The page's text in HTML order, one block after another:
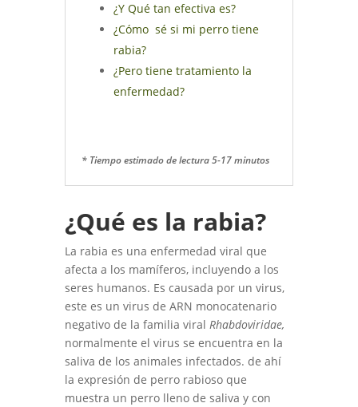
¿Y Qué tan efectiva es?
¿Cómo sé si mi perro tiene
rabia?
¿Pero tiene tratamiento la
enfermedad?
* Tiempo estimado de lectura 5-17 minutos
¿Qué es la rabia?
La rabia es una enfermedad viral que
afecta a los mamíferos, incluyendo a los
seres humanos. Es causada por un virus,
este es un virus de ARN monocatenario
negativo de la familia viral Rhabdoviridae,
normalmente el virus se encuentra en la
saliva de los animales infectados. de ahí
la expresión de perro rabioso que
muestra un perro lleno de saliva y con